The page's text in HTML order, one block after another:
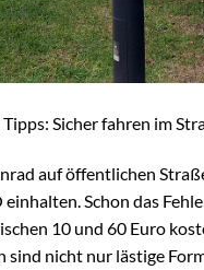
Sicher fahren im
auf öffentlichen
einhalten. Schon das
10 und 60 Euro
sind nicht nur lästige